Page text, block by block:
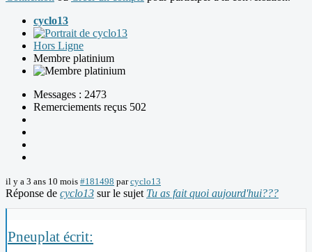
cyclo13
Hors Ligne
Membre platinium
Messages : 2473
Remerciements reçus 502
il y a 3 ans 10 mois #181498 parcyclo13
Réponse de cyclo13 sur le sujet Tu as fait quoi aujourd'hui???
Pneuplat écrit: